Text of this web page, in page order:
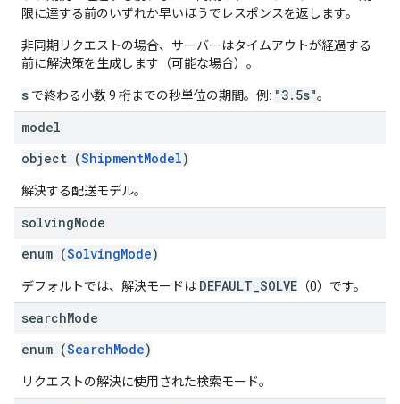
限に達する前のいずれか早いほうでレスポンスを返します。
非同期リクエストの場合、サーバーはタイムアウトが経過する
前に解決策を生成します（可能な場合）。
s で終わる小数 9 桁までの秒単位の期間。例: "3.5s"。
model
object (ShipmentModel)
解決する配送モデル。
solvingMode
enum (SolvingMode)
デフォルトでは、解決モードは DEFAULT_SOLVE （0）です。
searchMode
enum (SearchMode)
リクエストの解決に使用された検索モード。